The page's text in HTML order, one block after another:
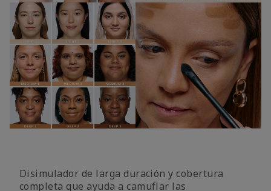
Disimulador de larga duración y cobertura
completa que ayuda a camuflar las